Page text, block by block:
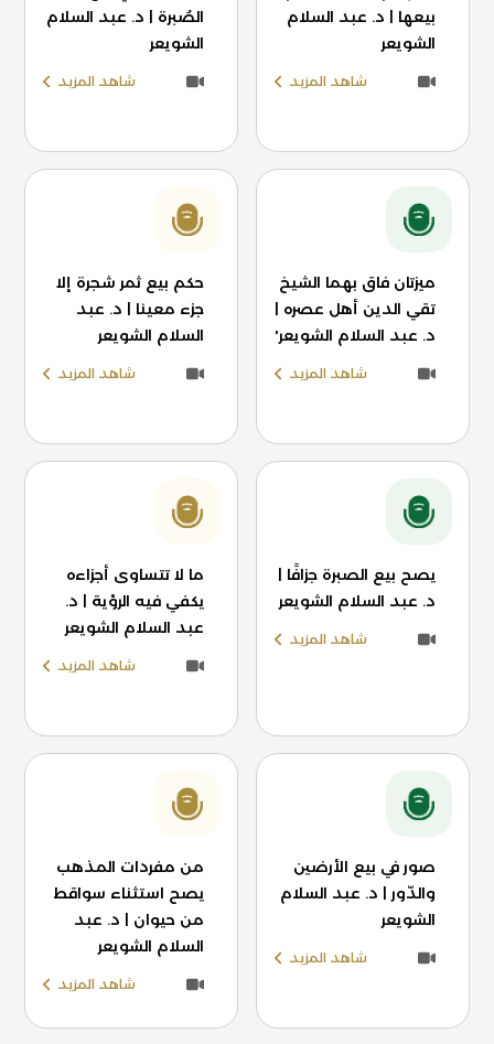
بيعها | د. عبد السلام
الشويعر
شاهد المزيد
الصُبرة | د. عبد السلام
الشويعر
شاهد المزيد
ميزتان فاق بهما الشيخ
تقي الدين أهل عصره |
د. عبد السلام الشويعر'
شاهد المزيد
حكم بيع ثمر شجرة إلا
جزء معينا | د. عبد
السلام الشويعر
شاهد المزيد
يصح بيع الصبرة جزافًا |
د. عبد السلام الشويعر
شاهد المزيد
ما لا تتساوى أجزاءه
يكفي فيه الرؤية | د.
عبد السلام الشويعر
شاهد المزيد
صور في بيع الأرضين
والدّور | د. عبد السلام
الشويعر
شاهد المزيد
من مفردات المذهب
يصح استثناء سواقط
من حيوان | د. عبد
السلام الشويعر
شاهد المزيد